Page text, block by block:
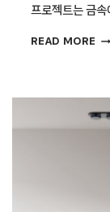
프로젝트는 금
READ MORE 월간